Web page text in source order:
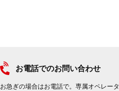
お電話でのお問い合わせ
お急ぎの場合はお電話で。専属オペレータ